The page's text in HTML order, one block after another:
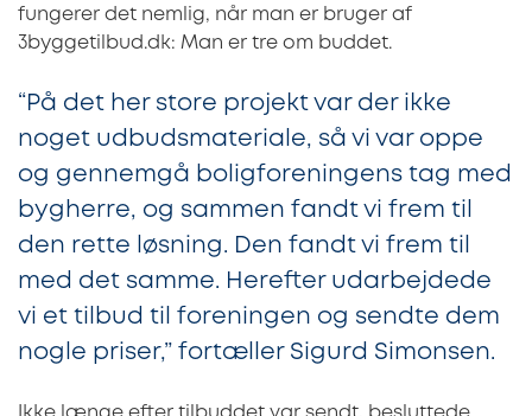
fungerer det nemlig, når man er bruger af
3byggetilbud.dk: Man er tre om buddet.
“På det her store projekt var der ikke
noget udbudsmateriale, så vi var oppe
og gennemgå boligforeningens tag med
bygherre, og sammen fandt vi frem til
den rette løsning. Den fandt vi frem til
med det samme. Herefter udarbejdede
vi et tilbud til foreningen og sendte dem
nogle priser,” fortæller Sigurd Simonsen.